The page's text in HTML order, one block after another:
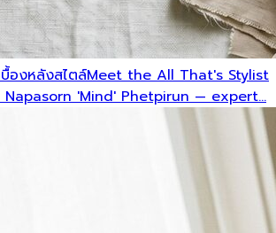
องหลังสไตล์Meet the All That's Stylist
'Mind' Phetpirun — expert…